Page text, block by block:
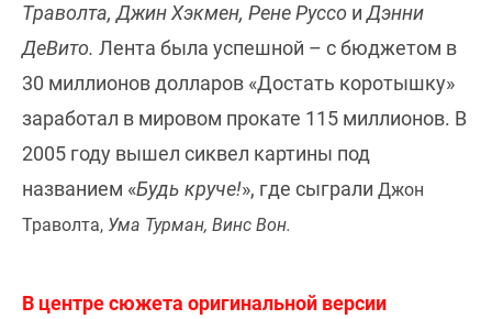
Траволта, Джин Хэкмен, Рене Руссо иДэнни
ДеВито. Лента была успешной – с бюджетом в
30 миллионов долларов «Достать коротышку»
заработал в мировом прокате 115 миллионов. В
2005 году вышел сиквел картины под
названием «Будь круче!», где сыграли Джон
Траволта, Ума Турман, Винс Вон.
В центре сюжета оригинальной версии